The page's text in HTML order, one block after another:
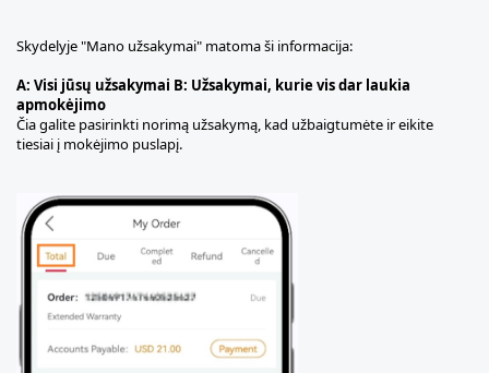
Skydelyje "Mano užsakymai" matoma ši informacija:
A: Visi jūsų užsakymai B: Užsakymai, kurie vis dar laukia
apmokėjimo
Čia galite pasirinkti norimą užsakymą, kad užbaigtumėte ir eikite
tiesiai į mokėjimo puslapį.